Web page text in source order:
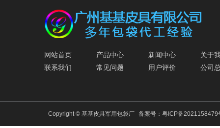
网站首页 产品中心 新闻中心
关于
联系我们
常见问题 用户评价 公司
Copyright © 基基皮具军用包袋厂 备案号： 粤ICP备2021158479